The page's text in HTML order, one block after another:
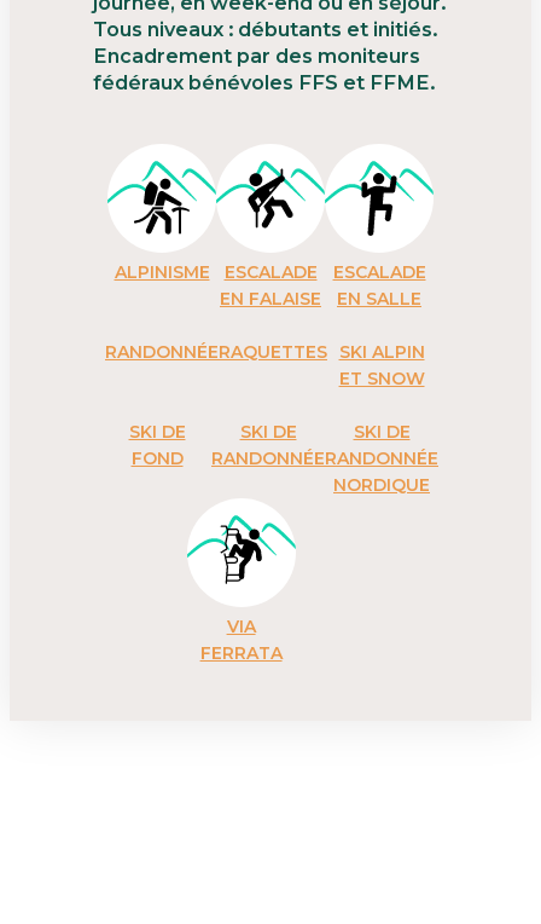
Tous niveaux : débutants et initiés.
Encadrement par des moniteurs
fédéraux bénévoles FFS et FFME.
ALPINISME
ESCALADE
EN FALAISE
ESCALADE
EN SALLE
RANDONNÉERAQUETTES
SKI ALPIN
ET SNOW
SKI DE
FOND
SKI DE
RANDONNÉE
SKI DE
RANDONNÉE
NORDIQUE
VIA
FERRATA